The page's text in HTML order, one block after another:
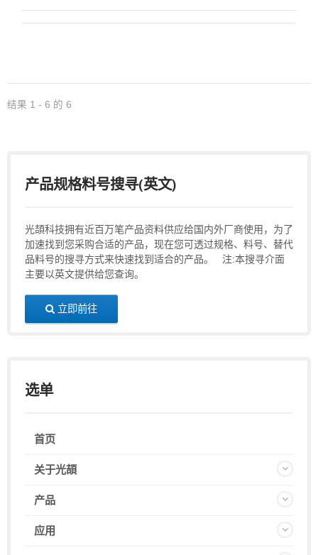
结果 1 - 6 的 6
产品规格料号搜寻(英文)
光頡科技拥有近百万笔产品资料供应给国内外厂商使用，为了
加速找到您采购合适的产品，现在您可透过规格、料号、替代
品料号的搜寻方式来快速找到适合的产品。 注:本搜寻介面
主要以英文提供给您查询。
立即前往
选单
首页
关于光頡
产品
应用